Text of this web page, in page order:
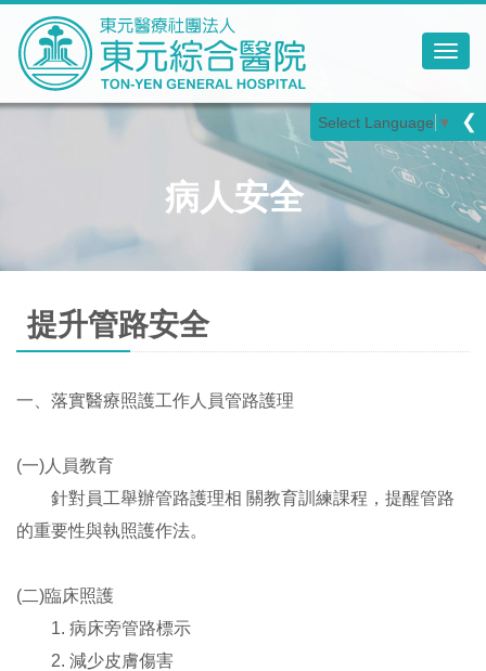
Select Language ▼ ❮
病人安全
提升管路安全
一、落實醫療照護工作人員管路護理
(一)人員教育
針對員工舉辦管路護理相 關教育訓練課程，提醒管路
的重要性與執照護作法。
(二)臨床照護
1. 病床旁管路標示
2. 減少皮膚傷害